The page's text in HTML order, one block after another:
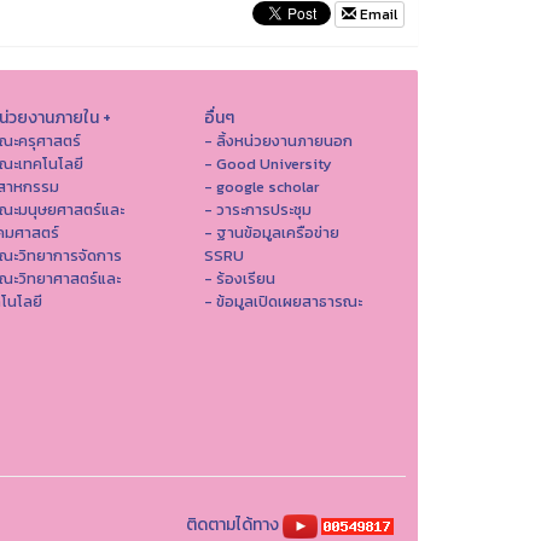
Email
วยงานภายใน +
ะครุศาสตร์
เทคโนโลยี
หกรรม
ะมนุษยศาสตร์และ
มศาสตร์
ะวิทยาการจัดการ
ะวิทยาศาสตร์และ
นโลยี
อื่นๆ
- ลิ้งหน่วยงานภายนอก
- Good University
- google scholar
- วาระการประชุม
- ฐานข้อมูลเครือข่าย
SSRU
- ร้องเรียน
- ข้อมูลเปิดเผยสาธารณะ
ติดตามได้ทาง